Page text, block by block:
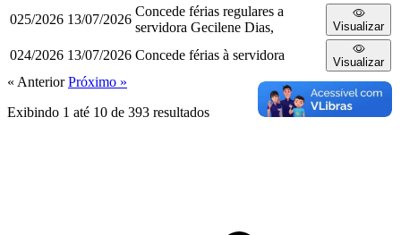
025/2026 13/07/2026
Concede férias regulares a
servidora Gecilene Dias,
Visualizar
024/2026 13/07/2026 Concede férias à servidora Visualizar
« AnteriorPróximo »
Exibindo 1 até 10 de 393 resultados